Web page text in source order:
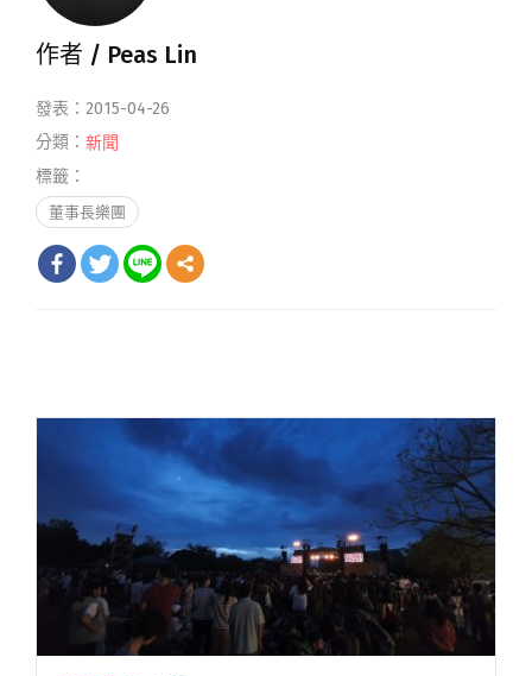
作者 / Peas Lin
發表：2015-04-26
分類： 新聞
標籤：
董事長樂團